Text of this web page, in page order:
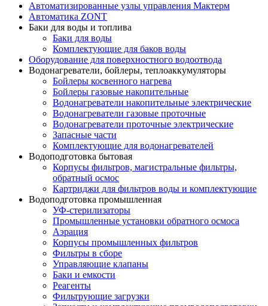
Автоматизированные узлы управления Мактерм
Автоматика ZONT
Баки для воды и топлива
Баки для воды
Комплектующие для баков воды
Оборудование для поверхностного водоотвода
Водонагреватели, бойлеры, теплоаккумуляторы
Бойлеры косвенного нагрева
Бойлеры газовые накопительные
Водонагреватели накопительные электрические
Водонагреватели газовые проточные
Водонагреватели проточные электрические
Запасные части
Комплектующие для водонагревателей
Водоподготовка бытовая
Корпусы фильтров, магистральные фильтры,
обратный осмос
Картриджи для фильтров воды и комплектующие
Водоподготовка промышленная
УФ-стерилизаторы
Промышленные установки обратного осмоса
Аэрация
Корпусы промышленных фильтров
Фильтры в сборе
Управляющие клапаны
Баки и емкости
Реагенты
Фильтрующие загрузки